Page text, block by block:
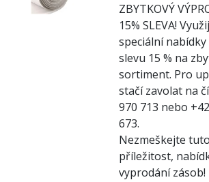
ZBYTKOVÝ
15% SLEVA!
speciální
slevu 15 % na
sortiment. Pro
stačí zavolat na
970 713 nebo
673.
Nezmeškejte
příležitost,
vyprodání zásob!